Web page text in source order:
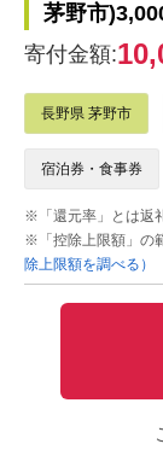
茅野市
寄付金額:
長野県 茅野市
宿泊券・食事券
※「還元率」とは返
※「控除上限額」の
除上限額を調べる）